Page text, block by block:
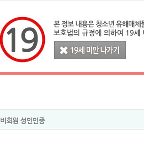
비회원 성인인증